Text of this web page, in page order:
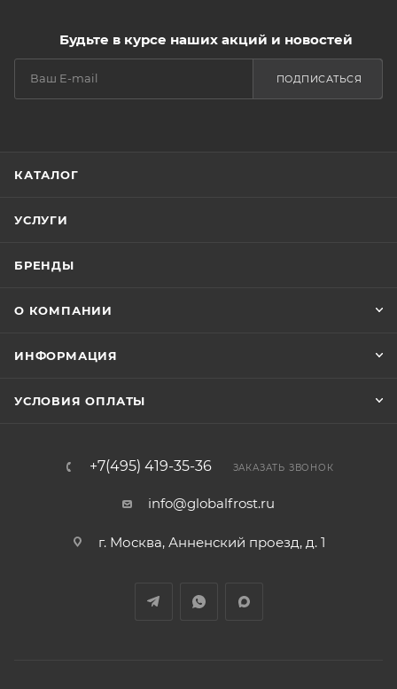
Будьте в курсе наших акций и новостей
ПОДПИСАТЬСЯ
КАТАЛОГ
УСЛУГИ
БРЕНДЫ
О КОМПАНИИ
ИНФОРМАЦИЯ
УСЛОВИЯ ОПЛАТЫ
+7(495) 419-35-36 ЗАКАЗАТЬ ЗВОНОК
info@globalfrost.ru
г. Москва, Анненский проезд, д. 1